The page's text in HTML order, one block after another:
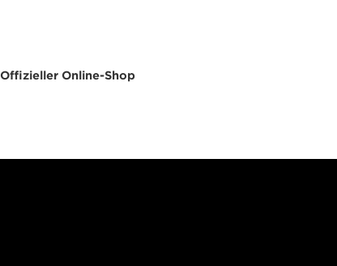
Offizieller Online-Shop